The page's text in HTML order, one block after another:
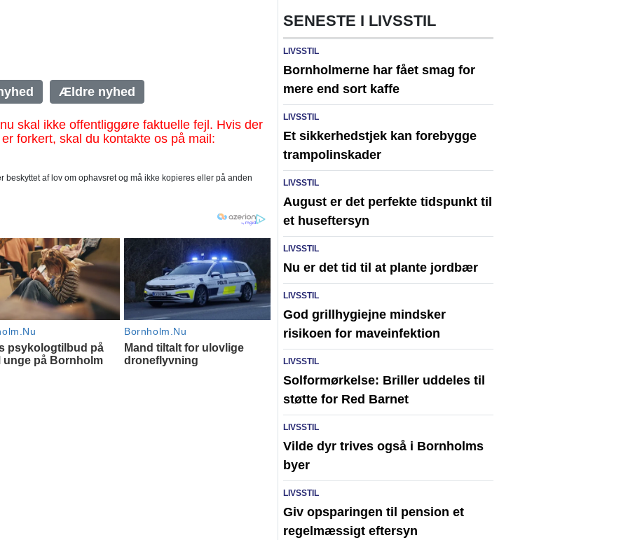
Ældre nyhed
skal ikke offentliggøre faktuelle fejl. Hvis der
forkert, skal du kontakte os på mail:
af lov om ophavsret og må ikke kopieres eller på anden
SENESTE I LIVSSTIL
LIVSSTIL
Bornholmerne har fået smag for
mere end sort kaffe
LIVSSTIL
Et sikkerhedstjek kan forebygge
trampolinskader
LIVSSTIL
August er det perfekte tidspunkt til
et huseftersyn
LIVSSTIL
Nu er det tid til at plante jordbær
LIVSSTIL
God grillhygiejne mindsker
risikoen for maveinfektion
LIVSSTIL
Solformørkelse: Briller uddeles til
støtte for Red Barnet
LIVSSTIL
Vilde dyr trives også i Bornholms
byer
LIVSSTIL
Giv opsparingen til pension et
regelmæssigt eftersyn